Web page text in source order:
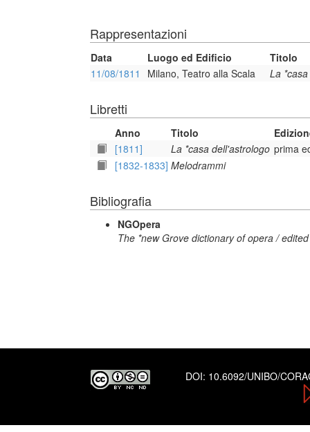
Rappresentazioni
Data Luogo ed Edificio
Titolo
11/08/1811
Milano, Teatro alla Scala La
Libretti
Anno Titolo
[1811]
La *casa dell'astrologo prima
[1832-1833] Melodrammi
Bibliografia
NGOpera
The *new Grove dictionary of opera /
DOI: 10.6092/UNIBO/